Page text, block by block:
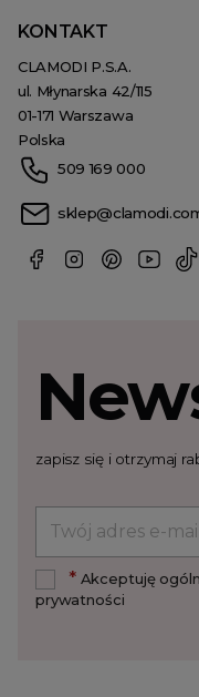
KONTAKT
CLAMODI P.S.A.
ul. Młynarska 42/115
01-171 Warszawa
Polska
509 169 000
zapisz się i otrzymaj
*Akceptuję
prywatności